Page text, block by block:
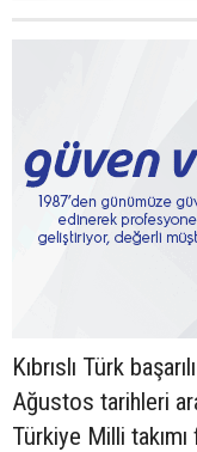
Kıbrıslı Türk
Ağustos tarihleri
Türkiye Milli